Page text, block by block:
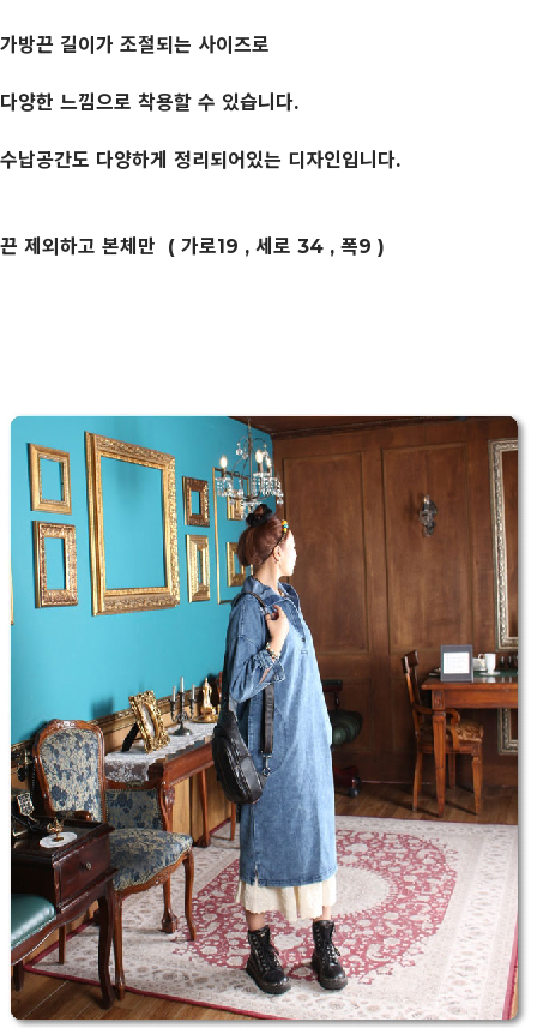
가방끈 길이가 조절되는 사이즈로
다양한 느낌으로 착용할 수 있습니다.
수납공간도 다양하게 정리되어있는 디자인입니다.
끈 제외하고 본체만 ( 가로19 , 세로 34 , 폭9 )